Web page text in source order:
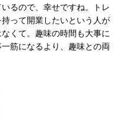
るので、幸せですね。トレ
って開業したいという人が
くて。趣味の時間も大事に
筋になるより、趣味との両